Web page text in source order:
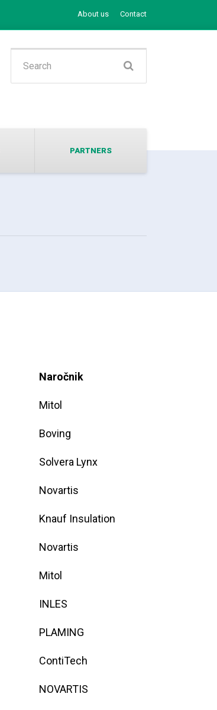
About us Contact
PARTNERS
Naročnik
Mitol
Boving
Solvera Lynx
Novartis
Knauf Insulation
Novartis
Mitol
INLES
PLAMING
ContiTech
NOVARTIS